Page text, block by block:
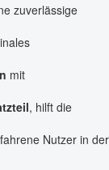
zuverlässige
mit
, hilft die
Nutzer in der